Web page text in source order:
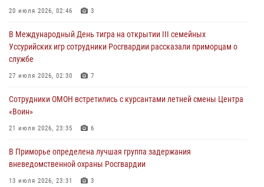
В День Крещения Руси в Князь-Владимирском храме – Главном
ходом
28 июля 2026, 10:29
Росгвардейцы в Приморье приняли участие в молебне,
28 июля 2026, 05:39
В Международный День тигра на открытии III семейных
службе
20 июля 2026, 02:46 3
В Международный День тигра на открытии III семейных
Уссурийских игр сотрудники Росгвардии рассказали приморцам о
службе
27 июля 2026, 02:30 7
Сотрудники ОМОН встретились с курсантами летней смены Центра
«Воин»
21 июля 2026, 23:35 6
В Приморье определена лучшая группа задержания
вневедомственной охраны Росгвардии
13 июля 2026, 23:31 3